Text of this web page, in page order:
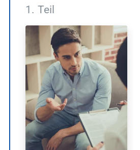
1. Teil